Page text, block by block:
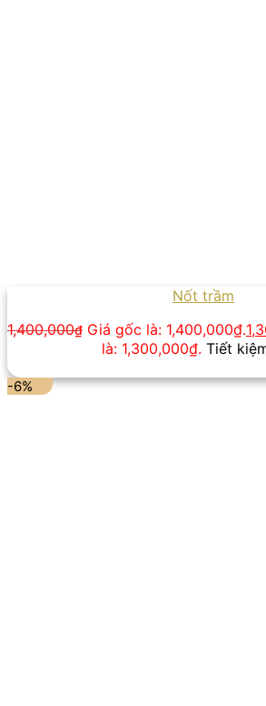
Nốt trầm
1,400,000₫ Giá gốc là: 1,400,000₫.
là: 1,300,000₫. Tiết
-6%